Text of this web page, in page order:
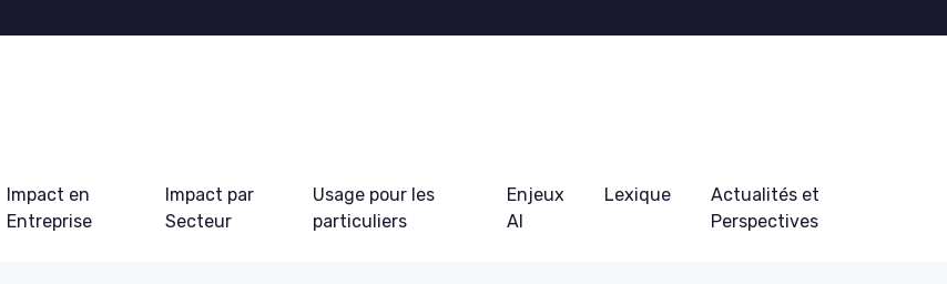
Impact en
Entreprise
Impact par
Secteur
Usage pour les
particuliers
Enjeux
AI
Lexique
Actualités et
Perspectives